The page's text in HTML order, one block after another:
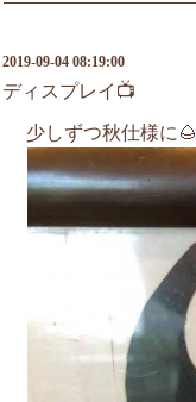
2019-09-04 08:19:00
ディスプレイ📺
少しずつ秋仕様に🌰